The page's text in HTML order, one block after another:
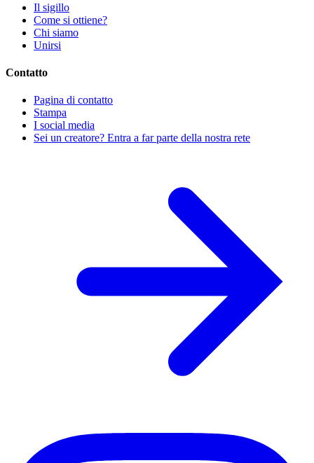
Il sigillo
Come si ottiene?
Chi siamo
Unirsi
Contatto
Pagina di contatto
Stampa
I social media
Sei un creatore? Entra a far parte della nostra rete